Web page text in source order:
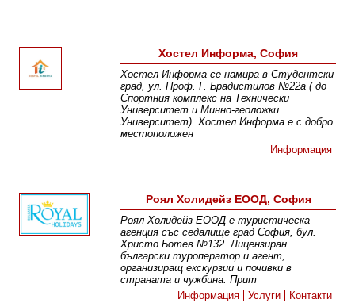
Хостел Информа, София
Хостел Информа се намира в Студентски
град, ул. Проф. Г. Брадистилов №22а ( до
Спортния комплекс на Технически
Университет и Минно-геоложки
Университет). Хостел Информа е с добро
местоположен
Информация
Роял Холидейз ЕООД, София
Роял Холидейз ЕООД е туристическа
агенция със седалище град София, бул.
Христо Ботев №132. Лицензиран
български туроператор и агент,
организиращ екскурзии и почивки в
страната и чужбина. Прит
Информация
Услуги Контакти